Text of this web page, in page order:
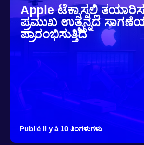
Apple ಟೆಕ್ಸಾಸ್ನಲ್ಲಿ
ಪ್ರಮುಖ ಉತ್ಪನ್ನದ
ಪ್ರಾರಂಭಿಸುತ್ತಿದೆ
Publié il y à 10 ತಿಂಗಳುಗಳು